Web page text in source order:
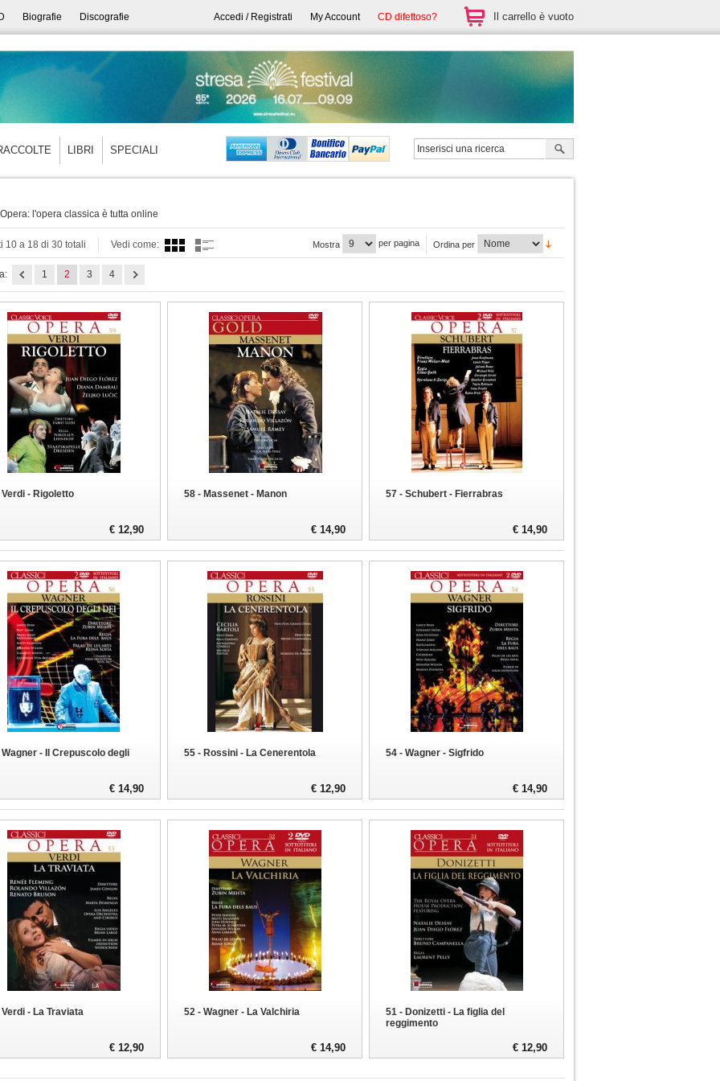
Biografie Discografie Il carrello è vuoto
Accedi / Registrati My Account CD difettoso?
LIBRI SPECIALI
l'opera classica è tutta online
Ordina per
Mostra per pagina
10 a 18 di 30 totali Vedi come:
1 2 3 4
Verdi - Rigoletto
€ 12,90
58 - Massenet - Manon
€ 14,90
57 - Schubert - Fierrabras
€ 14,90
Wagner - Il Crepuscolo degli
€ 14,90
55 - Rossini - La Cenerentola
€ 12,90
54 - Wagner - Sigfrido
€ 14,90
Verdi - La Traviata
€ 12,90
52 - Wagner - La Valchiria
€ 14,90
51 - Donizetti - La figlia del
reggimento
€ 12,90